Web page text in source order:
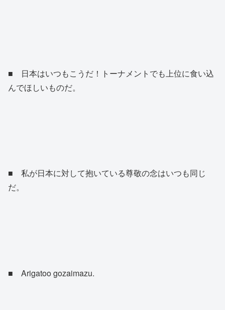
■ 日本はいつもこうだ！トーナメントでも上位に食い込
んでほしいものだ。
■ 私が日本に対して抱いている尊敬の念はいつも同じ
だ。
■ Arigatoo gozaimazu.